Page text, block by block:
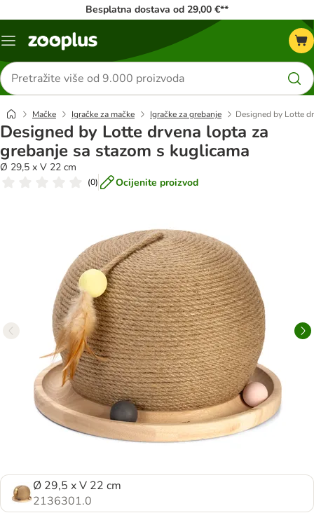
Besplatna dostava od 29,00 €**
Izbornik
Traži
proizvode
Mačke Igračke za mačke Igračke za grebanje Designed by Lotte
Designed by Lotte drvena lopta za
grebanje sa stazom s kuglicama
Ø 29,5 x V 22 cm
(0) Ocijenite proizvod
Ø 29,5 x V 22 cm
2136301.0